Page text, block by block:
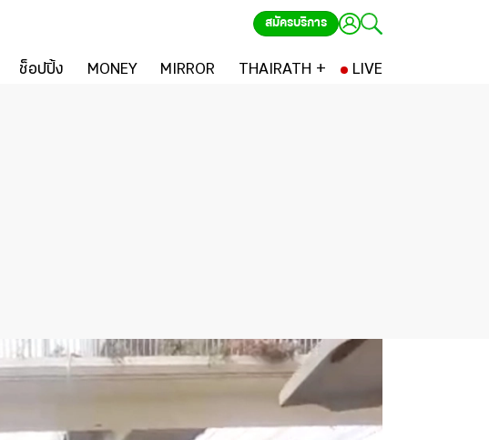
สมัครบริการ
ช็อปปิ้ง MONEY MIRROR THAIRATH + LIVE